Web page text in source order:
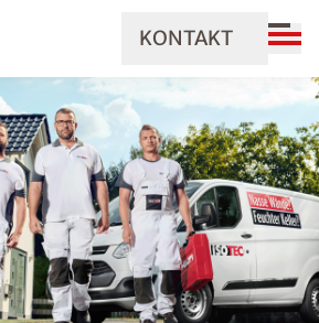
KONTAKT